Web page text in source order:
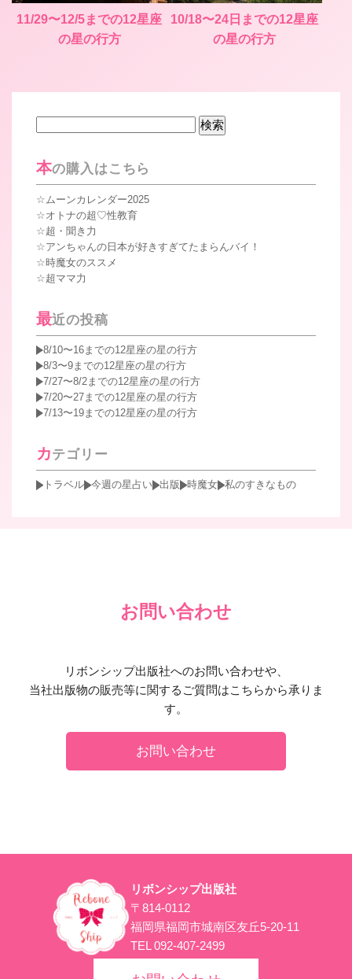
11/29〜12/5までの12星座
の星の行方
10/18〜24日までの12星座
の星の行方
本の購入はこちら
ムーンカレンダー2025
オトナの超♡性教育
超・聞き力
アンちゃんの日本が好きすぎてたまらんバイ！
時魔女のススメ
超ママ力
最近の投稿
8/10〜16までの12星座の星の行方
8/3〜9までの12星座の星の行方
7/27〜8/2までの12星座の星の行方
7/20〜27までの12星座の星の行方
7/13〜19までの12星座の星の行方
カテゴリー
トラベル 今週の星占い 出版 時魔女 私のすきなもの
お問い合わせ
リボンシップ出版社へのお問い合わせや、
当社出版物の販売等に関するご質問はこちらから承りま
す。
お問い合わせ
リボンシップ出版社
〒814-0112
福岡県福岡市城南区友丘5-20-11
TEL 092-407-2499